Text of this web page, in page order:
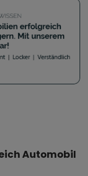
Automobil